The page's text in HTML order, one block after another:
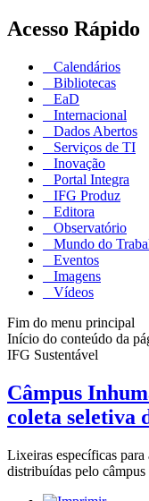
Acesso Rápido
Calendários
Bibliotecas
EaD
Internacional
Dados Abertos
Serviços de TI
Inovação
Portal Integra
IFG Produz
Editora
Observatório
Mundo do
Eventos
Imagens
Vídeos
Fim do menu principal
Início do conteúdo da
IFG Sustentável
Câmpus
coleta seletiva
Lixeiras específicas para
distribuídas pelo câmpus